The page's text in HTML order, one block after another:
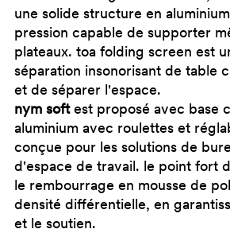
une solide structure en
pression capable de supporter
plateaux. toa folding screen est
séparation insonorisant de table
et de séparer l'espace.
nym softest proposé avec base
aluminium avec roulettes et
conçue pour les solutions de
d'espace de travail. le point fort
le rembourrage en mousse de
densité différentielle, en
et le soutien.